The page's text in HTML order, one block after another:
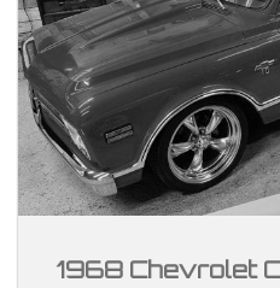
1968 Chevrolet